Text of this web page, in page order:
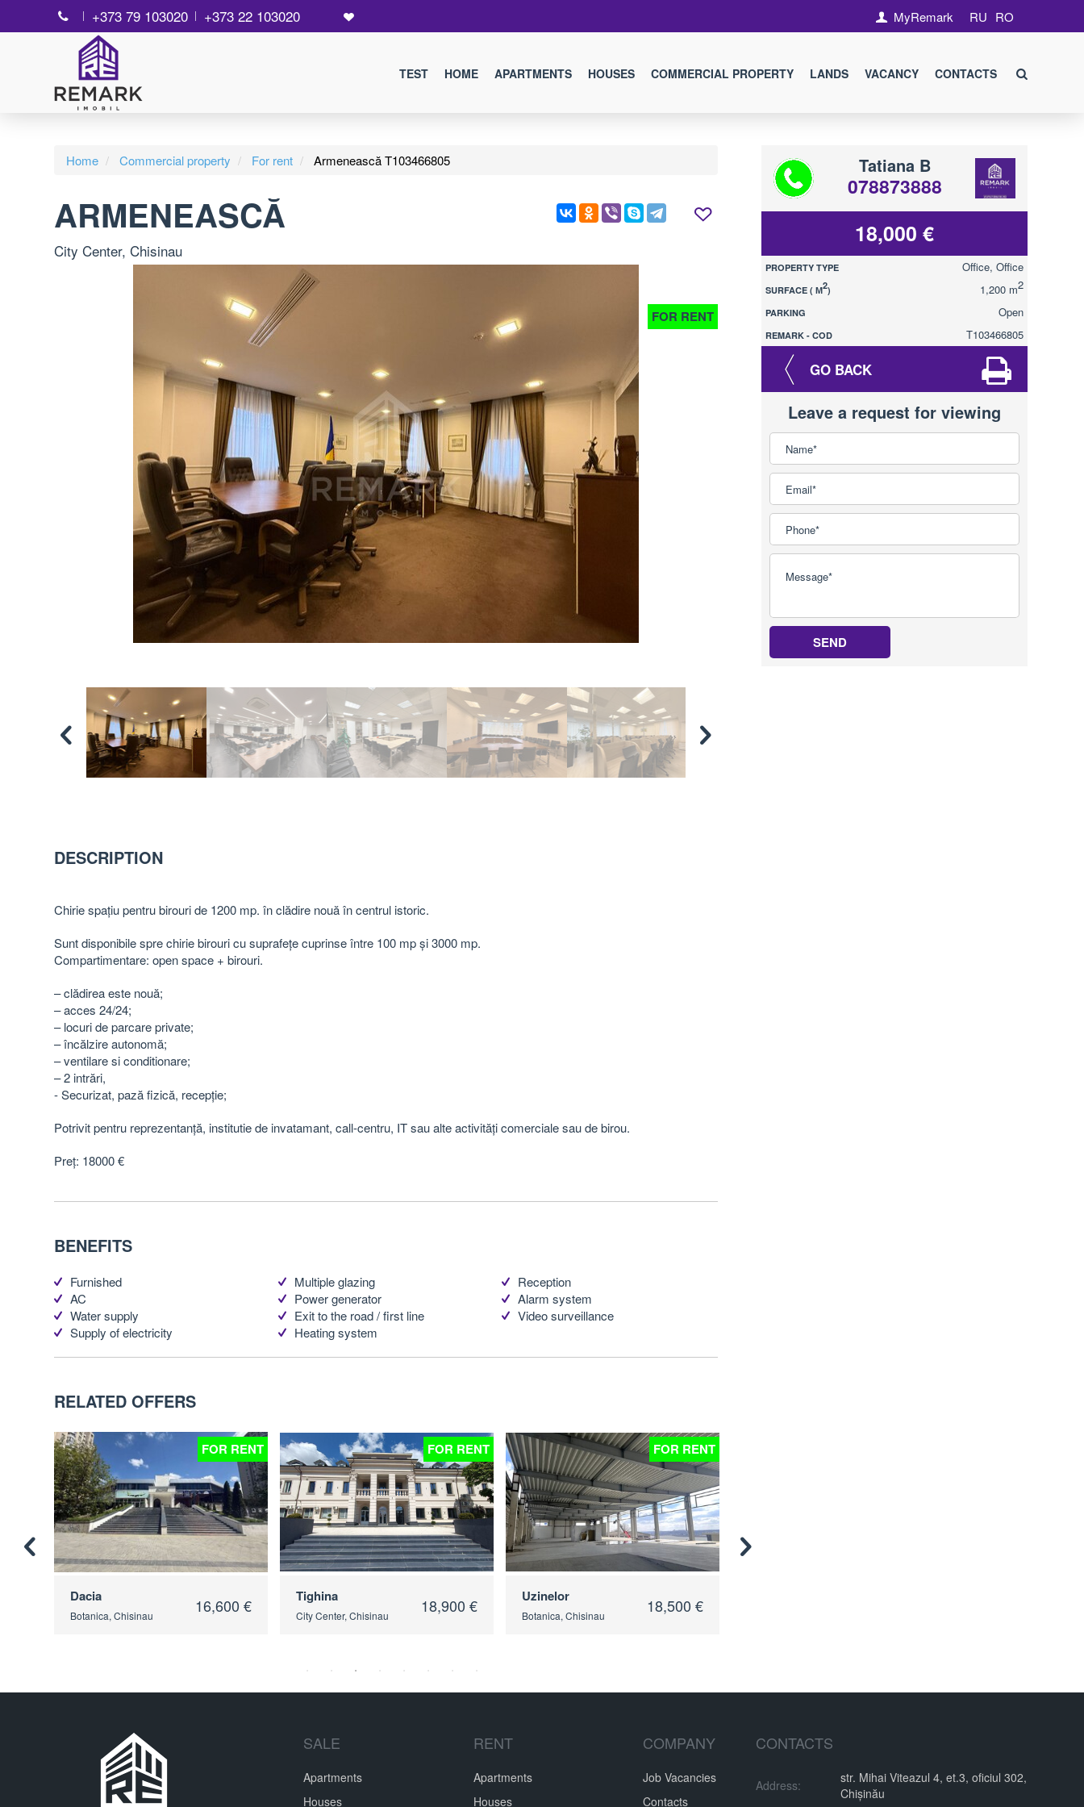
+373 79 103020 +373 22 103020 MyRemark RU RO
TEST HOME APARTMENTS HOUSES COMMERCIAL PROPERTY LANDS VACANCY CONTACTS
Home Commercial property For rent Armenească T103466805
FOR RENT
ARMENEASCĂ
City Center, Chisinau
Tatiana B
078873888
18,000 €
PROPERTY TYPE Office, Office
SURFACE ( М2) 1,200 m2
PARKING Open
REMARK - COD T103466805
GO BACK
Leave a request for viewing
SEND
DESCRIPTION
Chirie spațiu pentru birouri de 1200 mp. în clădire nouă în centrul istoric.
Sunt disponibile spre chirie birouri cu suprafețe cuprinse între 100 mp și 3000 mp.
Compartimentare: open space + birouri.
– clădirea este nouă;
– acces 24/24;
– locuri de parcare private;
– încălzire autonomă;
– ventilare si conditionare;
– 2 intrări,
- Securizat, pază fizică, recepție;
Potrivit pentru reprezentanță, institutie de invatamant, call-centru, IT sau alte activități comerciale sau de birou.
Preț: 18000 €
BENEFITS
Furnished
AC
Water supply
Supply of electricity
Multiple glazing
Power generator
Exit to the road / first line
Heating system
Reception
Alarm system
Video surveillance
RELATED OFFERS
FOR RENT
Dacia
Botanica, Chisinau 16,600 €
FOR RENT
Tighina
City Center, Chisinau 18,900 €
FOR RENT
Uzinelor
Botanica, Chisinau 18,500 €
SALE
Apartments
Houses
RENT
Apartments
Houses
COMPANY
Job Vacancies
Contacts
CONTACTS
Address:
str. Mihai Viteazul 4, et.3, oficiul 302,
Chișinău